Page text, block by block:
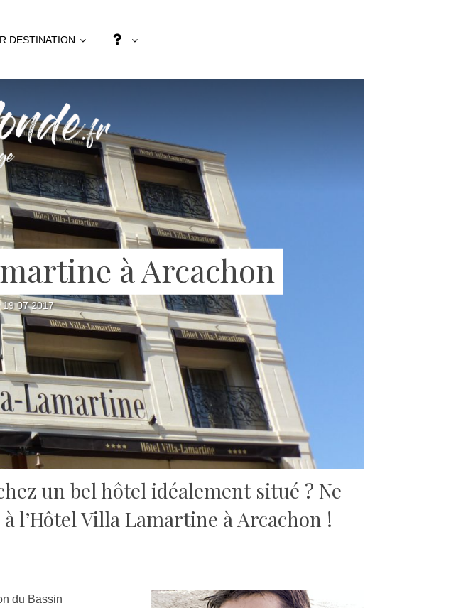
DESTINATION
à Arcachon
19 07 2017
un bel hôtel idéalement situé ? Ne
l’Hôtel Villa Lamartine à Arcachon !
du Bassin